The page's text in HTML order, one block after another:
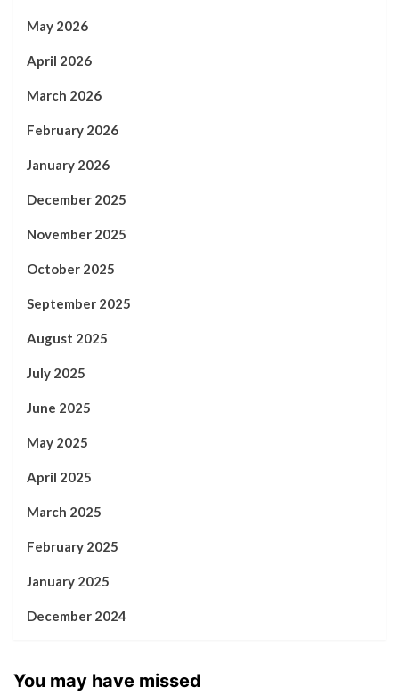
May 2026
April 2026
March 2026
February 2026
January 2026
December 2025
November 2025
October 2025
September 2025
August 2025
July 2025
June 2025
May 2025
April 2025
March 2025
February 2025
January 2025
December 2024
You may have missed